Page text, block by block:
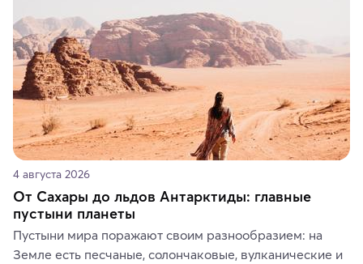
где их купить.
4 августа 2026
От Сахары до льдов Антарктиды: главные
пустыни планеты
Пустыни мира поражают своим разнообразием: на
Земле есть песчаные, солончаковые, вулканические и